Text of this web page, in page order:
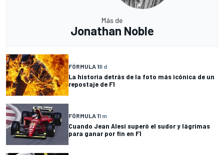
Más de
Jonathan Noble
FÓRMULA 18 d
La historia detrás de la foto más icónica de un
repostaje de F1
FÓRMULA 11 m
Cuando Jean Alesi superó el sudor y lágrimas
para ganar por fin en F1